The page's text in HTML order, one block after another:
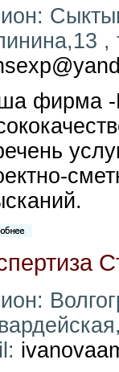
,
фирма -